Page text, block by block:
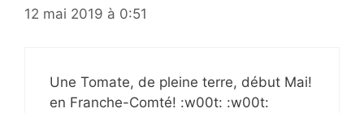
12 mai 2019 à 0:51
Une Tomate, de pleine terre, début Mai!
en Franche-Comté! :w00t: :w00t: